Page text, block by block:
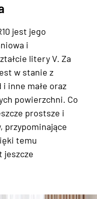
jest jego
i
litery V. Za
w stanie z
i inne małe oraz
powierzchni. Co
prostsze i
przypominające
temu
jeszcze